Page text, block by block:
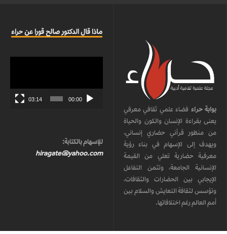
بوابة حراء فضاء علمي ثقافي معرفي
يعنى بقراءة الإنسان والكون والحياة
من منظور قرآني حضاري إنساني،
ويهدف إلى الإسهام في بناء رؤية
معرفية حضارية تعلي من القيمة
الإنسانية الجامعة، وتثمن التفاعل
الإيجابي بين الحضارات والثقافات،
وتؤسس لثقافة التعايش والسلام بين
أمم العالم رغم اختلافاتها.
ماذا قال الدكتور صالح قورا عن حراء
00:00
03:14
للإسهام بالكتابة:
hiragate@yahoo.com